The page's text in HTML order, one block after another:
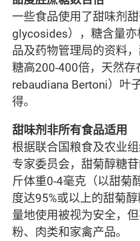
一些食品使用了甜味剂
glycosides），糖含量
品及药物管理局的资料
糖高200-400倍，天然
rebaudiana Bertoni）叶
得。
甜味剂非所有食品适用
根据联合国粮食及农业
专家委员会，甜菊醇糖
斤体重0-4毫克（以甜菊
度达95%或以上的甜菊
量地使用被视为安全，
粉、肉类和家禽产品。